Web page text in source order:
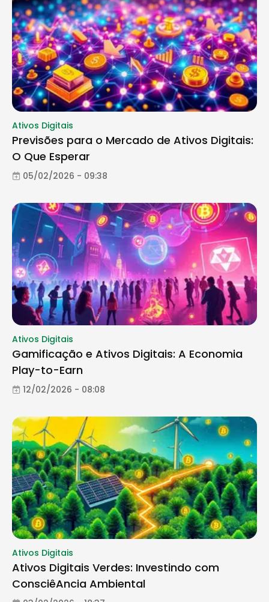
Ativos Digitais
Previsões para o Mercado de Ativos Digitais:
O Que Esperar
05/02/2026 - 09:38
Ativos Digitais
Gamificação e Ativos Digitais: A Economia
Play-to-Earn
12/02/2026 - 08:08
Ativos Digitais
Ativos Digitais Verdes: Investindo com
ConsciêAncia Ambiental